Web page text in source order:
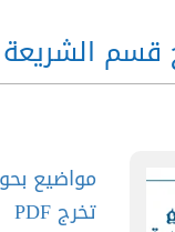
الشريعة
مواضيع
تخرج PDF